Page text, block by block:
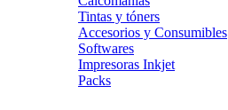
Tintas y tóners
Accesorios y Consumibles
Softwares
Impresoras Inkjet
Packs